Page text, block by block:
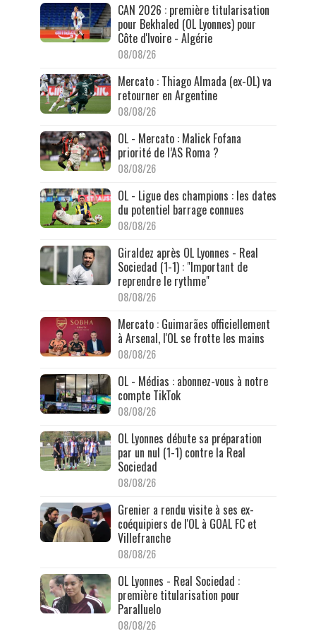
CAN 2026 : première titularisation
pour Bekhaled (OL Lyonnes) pour
Côte d'Ivoire - Algérie
08/08/26
Mercato : Thiago Almada (ex-OL) va
retourner en Argentine
08/08/26
OL - Mercato : Malick Fofana
priorité de l’AS Roma ?
08/08/26
OL - Ligue des champions : les dates
du potentiel barrage connues
08/08/26
Giraldez après OL Lyonnes - Real
Sociedad (1-1) : "Important de
reprendre le rythme"
08/08/26
Mercato : Guimarães officiellement
à Arsenal, l'OL se frotte les mains
08/08/26
OL - Médias : abonnez-vous à notre
compte TikTok
08/08/26
OL Lyonnes débute sa préparation
par un nul (1-1) contre la Real
Sociedad
08/08/26
Grenier a rendu visite à ses ex-
coéquipiers de l'OL à GOAL FC et
Villefranche
08/08/26
OL Lyonnes - Real Sociedad :
première titularisation pour
Paralluelo
08/08/26